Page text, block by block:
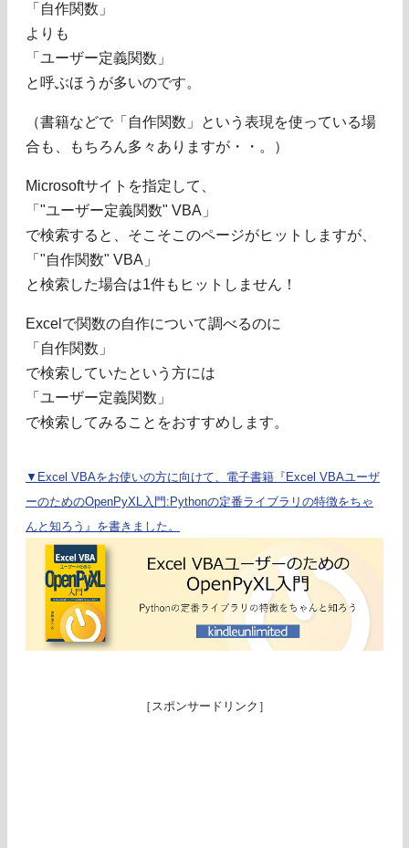
「自作関数」
よりも
「ユーザー定義関数」
と呼ぶほうが多いのです。
（書籍などで「自作関数」という表現を使っている場
合も、もちろん多々ありますが・・。）
Microsoftサイトを指定して、
「"ユーザー定義関数" VBA」
で検索すると、そこそこのページがヒットしますが、
「"自作関数" VBA」
と検索した場合は1件もヒットしません！
Excelで関数の自作について調べるのに
「自作関数」
で検索していたという方には
「ユーザー定義関数」
で検索してみることをおすすめします。
▼Excel VBAをお使いの方に向けて、電子書籍『Excel VBAユーザ
ーのためのOpenPyXL入門:Pythonの定番ライブラリの特徴をちゃ
んと知ろう』を書きました。
［スポンサードリンク］